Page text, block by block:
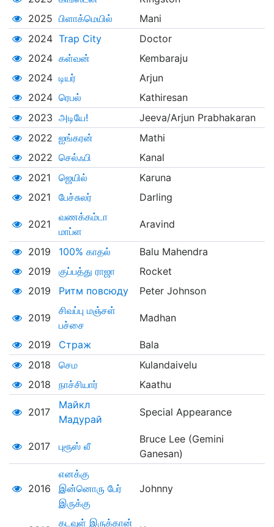
2025 பிளாக்மெயில்
Mani
2024 Trap City
Doctor
2024 கள்வன்
Kembaraju
2024 டியர்
Arjun
2024 ரெபல்
Kathiresan
2023 அடியே!
Jeeva/Arjun Prabhakaran
2022 ஐங்கரன்
Mathi
2022 செல்ஃபி
Kanal
2021
ஜெயில்
Karuna
2021
பேச்சுலர் Darling
2021
வணக்கம்டா
மாப்ள
Aravind
2019 100% காதல்
Balu Mahendra
2019
குப்பத்து ராஜா
Rocket
2019
Ритм повсюду Peter Johnson
2019
சிவப்பு மஞ்சள்
பச்சை
Madhan
2019 Страж
Bala
2018
செம
Kulandaivelu
2018
நாச்சியார் Kaathu
2017
Майкл
Мадурай
Special Appearance
2017 புரூஸ் லீ
Bruce Lee (Gemini
Ganesan)
2016
எனக்கு
இன்னொரு பேர்
இருக்கு
Johnny
கடவுள் இருக்கான்